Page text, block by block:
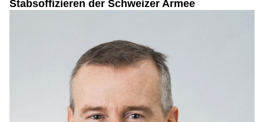
Stabsoffizieren der Schweizer Armee